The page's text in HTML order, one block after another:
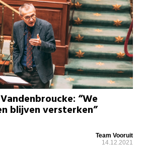
“We
blijven versterken”
Team Vooruit
14.12.2021